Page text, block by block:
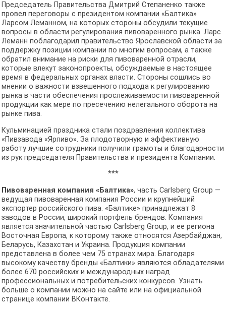
Председатель Правительства Дмитрий Степаненко также
провел переговоры с президентом компании «Балтика»
Ларсом Леманном, на которых стороны обсудили текущие
вопросы в области регулирования пивоваренного рынка. Ларс
Леманн поблагодарил правительство Ярославской области за
поддержку позиции компании по многим вопросам, а также
обратил внимание на риски для пивоваренной отрасли,
которые влекут законопроекты, обсуждаемые в настоящее
время в федеральных органах власти. Стороны сошлись во
мнении о важности взвешенного подхода к регулированию
рынка в части обеспечения прослеживаемости пивоваренной
продукции как мере по пресечению нелегального оборота на
рынке пива.
Кульминацией праздника стали поздравления коллектива
«Пивзавода «Ярпиво». За плодотворную и эффективную
работу лучшие сотрудники получили грамоты и благодарности
из рук председателя Правительства и президента Компании.
***
Пивоваренная компания «Балтика», часть Carlsberg Group —
ведущая пивоваренная компания России и крупнейший
экспортер российского пива. «Балтике» принадлежат 8
заводов в России, широкий портфель брендов. Компания
является значительной частью Carlsberg Group, и ее региона
Восточная Европа, к которому также относятся Азербайджан,
Беларусь, Казахстан и Украина. Продукция компании
представлена в более чем 75 странах мира. Благодаря
высокому качеству бренды «Балтики» являются обладателями
более 670 российских и международных наград
профессиональных и потребительских конкурсов. Узнать
больше о компании можно на сайте или на официальной
странице компании ВКонтакте.